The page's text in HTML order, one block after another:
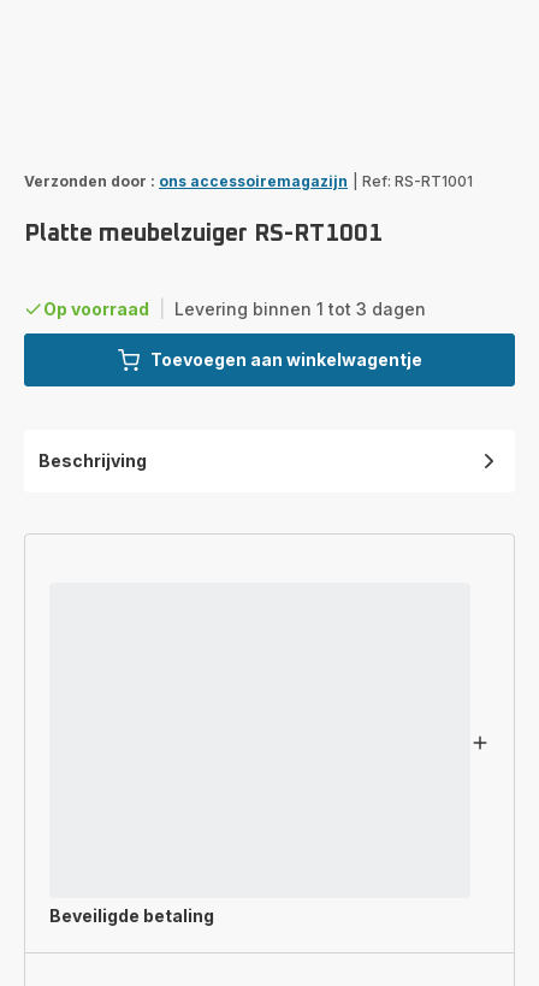
Verzonden door : ons accessoiremagazijn Ref: RS-RT1001
Platte meubelzuiger RS-RT1001
Op voorraad Levering binnen 1 tot 3 dagen
Toevoegen aan winkelwagentje
Beschrijving
Beveiligde betaling